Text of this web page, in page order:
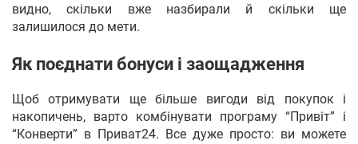
видно, скільки вже назбирали й скільки ще
залишилося до мети.
Як поєднати бонуси і заощадження
Щоб отримувати ще більше вигоди від покупок і
накопичень, варто комбінувати програму “Привіт” і
“Конверти” в Приват24. Все дуже просто: ви можете